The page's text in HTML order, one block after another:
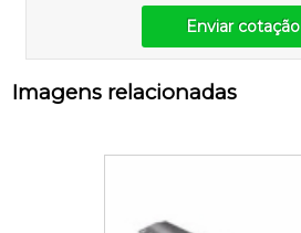
Enviar cotação
Imagens relacionadas